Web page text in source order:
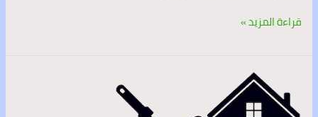
قراءة المزيد »
دهانات